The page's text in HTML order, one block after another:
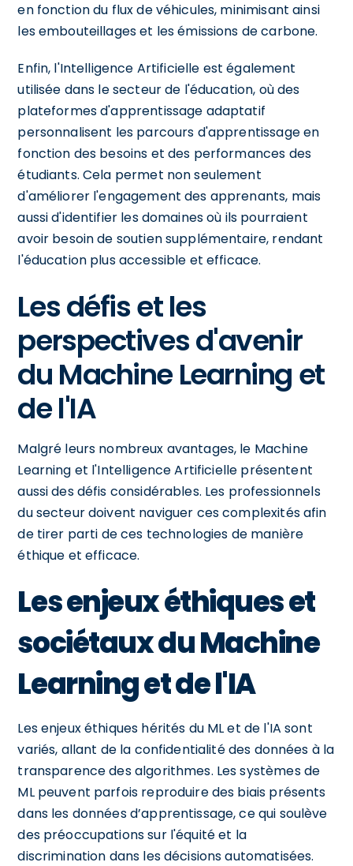
en fonction du flux de véhicules, minimisant ainsi
les embouteillages et les émissions de carbone.
Enfin, l'Intelligence Artificielle est également
utilisée dans le secteur de l'éducation, où des
plateformes d'apprentissage adaptatif
personnalisent les parcours d'apprentissage en
fonction des besoins et des performances des
étudiants. Cela permet non seulement
d'améliorer l'engagement des apprenants, mais
aussi d'identifier les domaines où ils pourraient
avoir besoin de soutien supplémentaire, rendant
l'éducation plus accessible et efficace.
Les défis et les
perspectives d'avenir
du Machine Learning et
de l'IA
Malgré leurs nombreux avantages, le Machine
Learning et l'Intelligence Artificielle présentent
aussi des défis considérables. Les professionnels
du secteur doivent naviguer ces complexités afin
de tirer parti de ces technologies de manière
éthique et efficace.
Les enjeux éthiques et
sociétaux du Machine
Learning et de l'IA
Les enjeux éthiques hérités du ML et de l'IA sont
variés, allant de la confidentialité des données à la
transparence des algorithmes. Les systèmes de
ML peuvent parfois reproduire des biais présents
dans les données d’apprentissage, ce qui soulève
des préoccupations sur l'équité et la
discrimination dans les décisions automatisées.